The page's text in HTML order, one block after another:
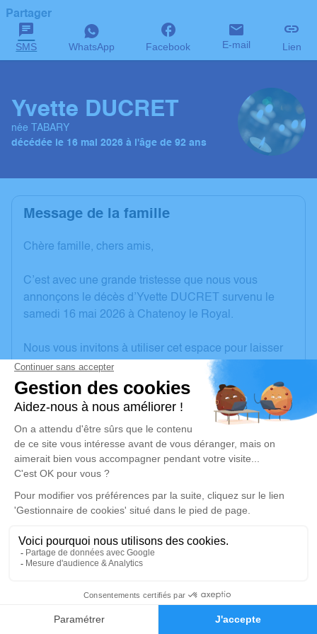
Faire-part Hommages
Partager
SMS WhatsApp Facebook E-mail Lien
Yvette DUCRET
née TABARY
décédée le 16 mai 2026 à l'âge de 92 ans
Message de la famille
Chère famille, chers amis,
C’est avec une grande tristesse que nous vous
annonçons le décès d’Yvette DUCRET survenu le
samedi 16 mai 2026 à Chatenoy le Royal.
Nous vous invitons à utiliser cet espace pour laisser
vos condoléances, partager des photos souvenirs,
une anecdote ou exprimer vos pensées à travers des
poèmes ou des textes. Cet endroit est un lieu
d'expression dédié à honorer la mémoire d’Yvette
DUCRET.
Un service de plantation d’arbre hommage est
disponible ici.
Je rends hommage
Cérémonie religieuse
Église de Farges-lès-Chalon
71150 Farges-lès-Chalon